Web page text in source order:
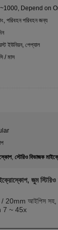
Depend on
পরিবহন পরিবহন জন্য
ইউনিয়ন, পেপ্যাল
/ মাস
, স্টেরিও বিভাজক
জুম
20mm আইপিস সহ,
7 ~ 45x